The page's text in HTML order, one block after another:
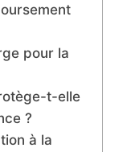
pour la
t-elle
?
à la